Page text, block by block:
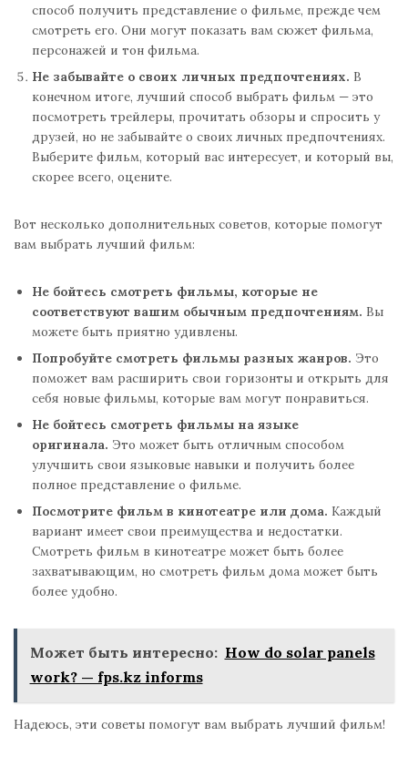
способ получить представление о фильме, прежде чем
смотреть его. Они могут показать вам сюжет фильма,
персонажей и тон фильма.
Не забывайте о своих личных предпочтениях. В
конечном итоге, лучший способ выбрать фильм — это
посмотреть трейлеры, прочитать обзоры и спросить у
друзей, но не забывайте о своих личных предпочтениях.
Выберите фильм, который вас интересует, и который вы,
скорее всего, оцените.
Вот несколько дополнительных советов, которые помогут
вам выбрать лучший фильм:
Не бойтесь смотреть фильмы, которые не
соответствуют вашим обычным предпочтениям. Вы
можете быть приятно удивлены.
Попробуйте смотреть фильмы разных жанров. Это
поможет вам расширить свои горизонты и открыть для
себя новые фильмы, которые вам могут понравиться.
Не бойтесь смотреть фильмы на языке
оригинала. Это может быть отличным способом
улучшить свои языковые навыки и получить более
полное представление о фильме.
Посмотрите фильм в кинотеатре или дома. Каждый
вариант имеет свои преимущества и недостатки.
Смотреть фильм в кинотеатре может быть более
захватывающим, но смотреть фильм дома может быть
более удобно.
Может быть интересно: How do solar panels
work? — fps.kz informs
Надеюсь, эти советы помогут вам выбрать лучший фильм!